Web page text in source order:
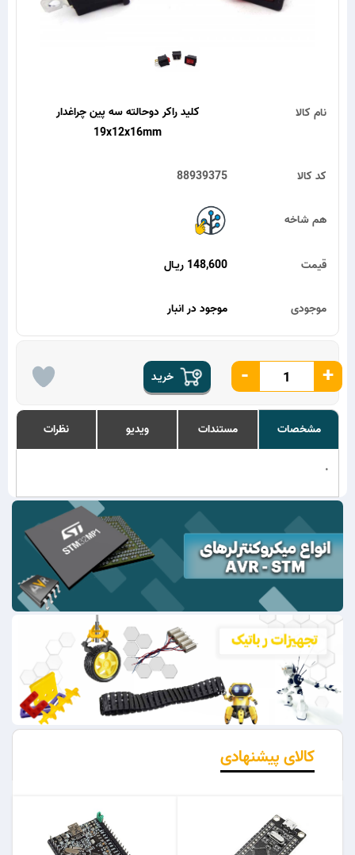
کلید راکر دوحالته سه پین چراغدار
19x12x16mm
نام کالا
88939375 کد کالا
هم شاخه
148,600 ریـال قیمت
موجود در انبار موجودی
خریـد - +
مشخصات مستندات ویدیو نظرات
.
کالای پیشنهادی